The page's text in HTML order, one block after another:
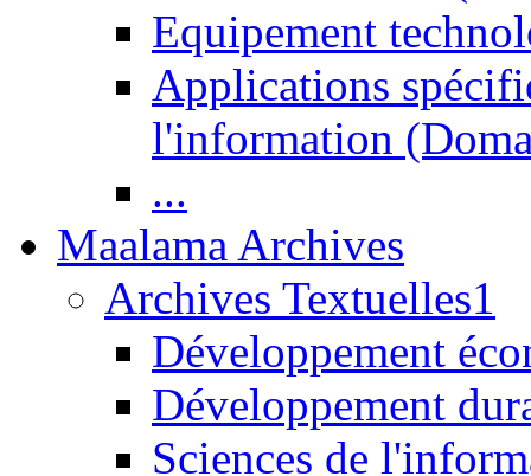
Equipement
Applications
l'information
...
Maalama Archives
Archives Textuelles1
Développement
Développement
Sciences de